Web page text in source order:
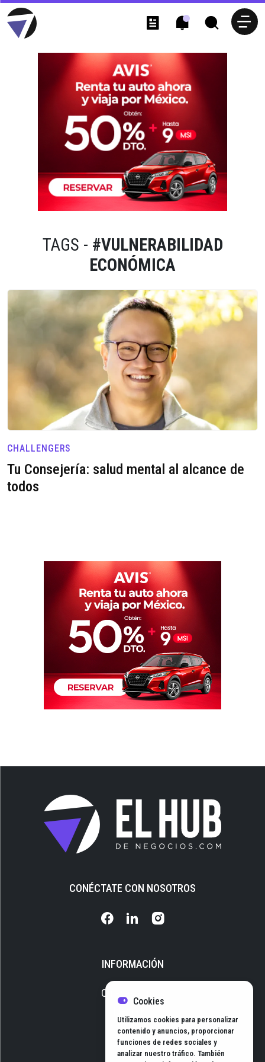
TAGS - #VULNERABILIDAD
ECONÓMICA
CHALLENGERS
Tu Consejería: salud mental al alcance de
todos
INFORMACIÓN
Quiénes somos
Newsletter
Contacto
CONÉCTATE CON NOSOTROS
Cookies
Utilizamos cookies para personalizar
contenido y anuncios, proporcionar
funciones de redes sociales y
analizar nuestro tráfico. También